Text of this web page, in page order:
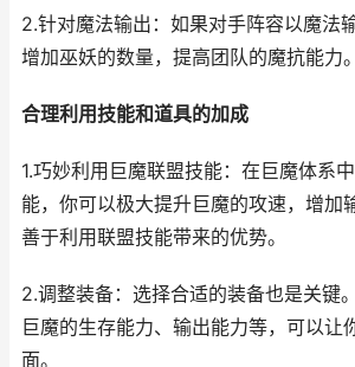
2.针对魔法输出：如果对手阵容以魔法
增加巫妖的数量，提高团队的魔抗能力。
合理利用技能和道具的加成
1.巧妙利用巨魔联盟技能：在巨魔体系
能，你可以极大提升巨魔的攻速，增加
善于利用联盟技能带来的优势。
2.调整装备：选择合适的装备也是关键
巨魔的生存能力、输出能力等，可以让
面。